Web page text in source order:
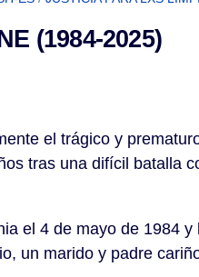
(1984-2025)
el trágico y
tras una difícil batalla
el 4 de mayo de 1984
un marido y padre